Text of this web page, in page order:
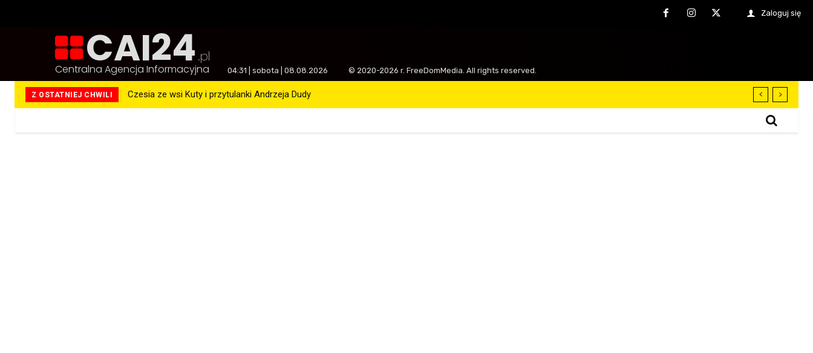
Zaloguj się
CAI24 .pl
Centralna Agencja Informacyjna 04:31 | sobota | 08.08.2026 © 2020-2026 r. FreeDomMedia. All rights reserved.
Z OSTATNIEJ CHWILI Czesia ze wsi Kuty i przytulanki Andrzeja Dudy